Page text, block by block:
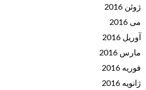
ژوئن 2016
می 2016
آوریل 2016
مارس 2016
فوریه 2016
ژانویه 2016